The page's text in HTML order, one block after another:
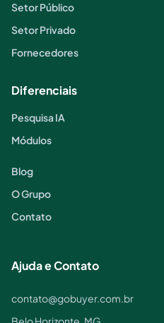
Setor Público
Setor Privado
Fornecedores
Diferenciais
Pesquisa IA
Módulos
Blog
O Grupo
Contato
Ajuda e Contato
contato@gobuyer.com.br